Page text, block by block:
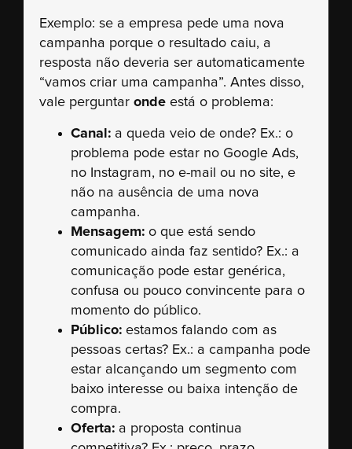
Exemplo: se a empresa pede uma nova
campanha porque o resultado caiu, a
resposta não deveria ser automaticamente
“vamos criar uma campanha”. Antes disso,
vale perguntar onde está o problema:
Canal: a queda veio de onde? Ex.: o
problema pode estar no Google Ads,
no Instagram, no e-mail ou no site, e
não na ausência de uma nova
campanha.
Mensagem: o que está sendo
comunicado ainda faz sentido? Ex.: a
comunicação pode estar genérica,
confusa ou pouco convincente para o
momento do público.
Público: estamos falando com as
pessoas certas? Ex.: a campanha pode
estar alcançando um segmento com
baixo interesse ou baixa intenção de
compra.
Oferta: a proposta continua